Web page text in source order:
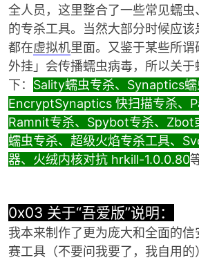
全人员，这里整合了一些常见蠕
的专杀工具。当然大部分时候应
都在虚拟机里面。又鉴于某些所
外挂」会传播蠕虫病毒，所以关于
下： Sality蠕虫专杀、Synaptics蠕
EncryptSynaptics 快扫描专杀、
Ramnit专杀、Spybot专杀、Zbot
蠕虫专杀、超级火焰专杀工具、
器、火绒内核对抗 hrkill-1.0.0.80
0x03 关于“吾爱版”说明：
我本来制作了更为庞大和全面的
赛工具（不要问我要了，我自用